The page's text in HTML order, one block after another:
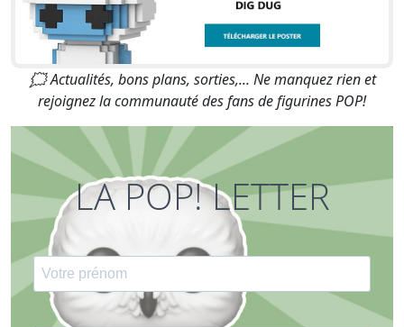
🗯 Actualités, bons plans, sorties,... Ne manquez rien et
rejoignez la communauté des fans de figurines POP!
LA POP! LETTER